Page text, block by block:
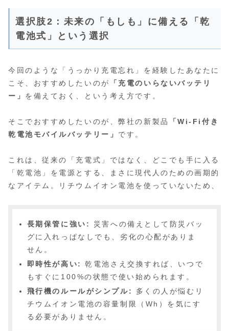
選択肢2：未来の「もしも」に備える「乾
電池式」という選択
今回のような「うっかり充電忘れ」を経験したあなたに
こそ、おすすめしたいのが
「充電のいらないバッテリ
ー」 を備えておく、という考え方です。
そこでおすすめしたいのが、弊社の新製品
「Wi-Fi付き
乾電池モバイルバッテリー」 です。
これは、従来の「充電式」ではなく、どこでも手に入る
「乾電池」を電源とする、まさに現代人のための画期的
なアイテム。リチウムイオン電池を使っていないため、
長期保管に強い:
災害への備えとして防災バッ
グに入れっぱなしでも、劣化の心配がありま
せん。
即時性が高い:
乾電池さえ交換すれば、いつで
もすぐに100%の状態で使い始められます。
飛行機のルールがシンプル:
多くの人が悩むリ
チウムイオン電池の容量制限（Wh）を気にす
る必要がありません。